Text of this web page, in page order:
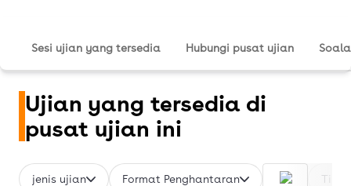
Sesi ujian yang tersedia Hubungi pusat ujian
Ujian yang tersedia di
pusat ujian ini
jenis ujian Format Penghantaran Time